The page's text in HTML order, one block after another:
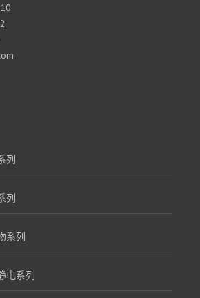
列
列
系列
电系列